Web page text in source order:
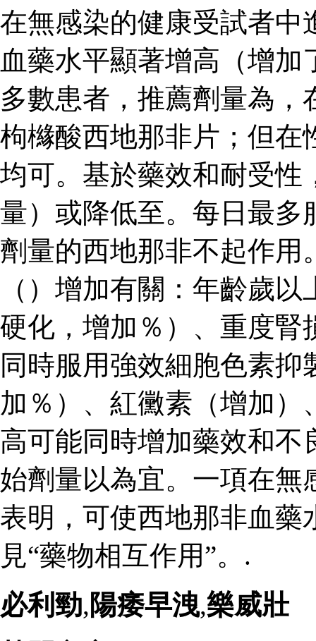
在無感染的健康受試者中
血藥水平顯著增高（增加
多數患者，推薦劑量為
枸櫞酸西地那非片；但在
均可。基於藥效和耐受性
量）或降低至。每日最多
劑量的西地那非不起作用
（）增加有關：年齡歲
硬化，增加％）、重度腎
同時服用強效細胞色素
加％）、紅黴素（增加
高可能同時增加藥效和不
始劑量以為宜。一項在無
表明，可使西地那非血藥
見“藥物相互作用”。.
必利勁, 陽痿早洩,樂威壯